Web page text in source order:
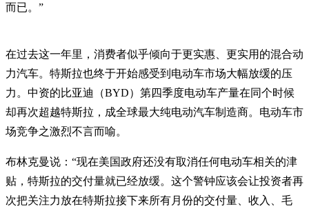
而已。”
在过去这一年里，消费者似乎倾向于更实惠、更实用的混合动
力汽车。特斯拉也终于开始感受到电动车市场大幅放缓的压
力。中资的比亚迪（BYD）第四季度电动车产量在同个时候
却再次超越特斯拉，成全球最大纯电动汽车制造商。电动车市
场竞争之激烈不言而喻。
布林克曼说：“现在美国政府还没有取消任何电动车相关的津
贴，特斯拉的交付量就已经放缓。这个警钟应该会让投资者再
次把关注力放在特斯拉接下来所有月份的交付量、收入、毛